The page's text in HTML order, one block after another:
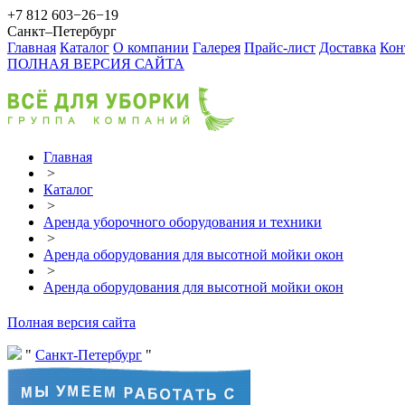
+7 812 603−26−19
Санкт–Петербург
Главная Каталог О компании Галерея Прайс-лист Доставка
ПОЛНАЯ ВЕРСИЯ САЙТА
Главная
>
Каталог
>
Аренда уборочного оборудования и техники
>
Аренда оборудования для высотной мойки окон
>
Аренда оборудования для высотной мойки окон
Полная версия сайта
Санкт-Петербург